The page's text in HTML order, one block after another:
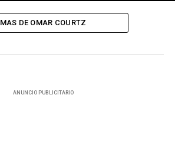
MAS DE OMAR COURTZ
ANUNCIO PUBLICITARIO